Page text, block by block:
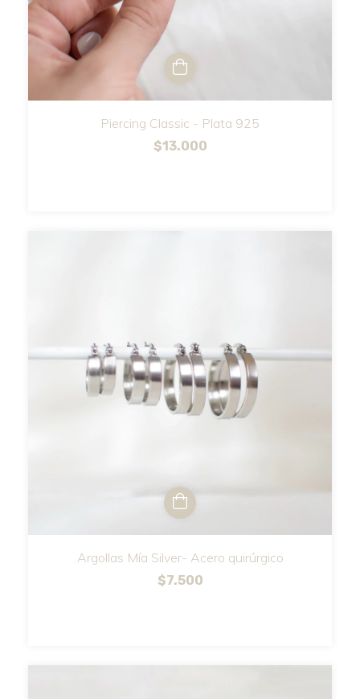
Piercing Classic - Plata 925
$13.000
Argollas Mía Silver- Acero quirúrgico
$7.500